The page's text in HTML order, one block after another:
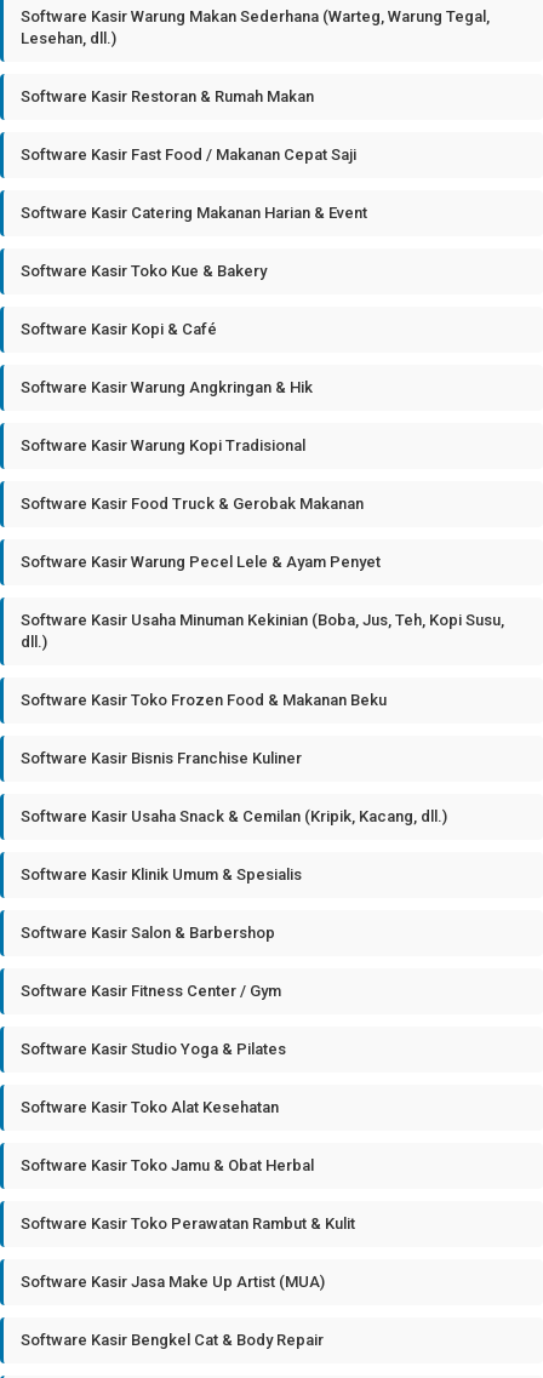
Software Kasir Warung Makan Sederhana (Warteg, Warung Tegal,
Lesehan, dll.)
Software Kasir Restoran & Rumah Makan
Software Kasir Fast Food / Makanan Cepat Saji
Software Kasir Catering Makanan Harian & Event
Software Kasir Toko Kue & Bakery
Software Kasir Kopi & Café
Software Kasir Warung Angkringan & Hik
Software Kasir Warung Kopi Tradisional
Software Kasir Food Truck & Gerobak Makanan
Software Kasir Warung Pecel Lele & Ayam Penyet
Software Kasir Usaha Minuman Kekinian (Boba, Jus, Teh, Kopi Susu,
dll.)
Software Kasir Toko Frozen Food & Makanan Beku
Software Kasir Bisnis Franchise Kuliner
Software Kasir Usaha Snack & Cemilan (Kripik, Kacang, dll.)
Software Kasir Klinik Umum & Spesialis
Software Kasir Salon & Barbershop
Software Kasir Fitness Center / Gym
Software Kasir Studio Yoga & Pilates
Software Kasir Toko Alat Kesehatan
Software Kasir Toko Jamu & Obat Herbal
Software Kasir Toko Perawatan Rambut & Kulit
Software Kasir Jasa Make Up Artist (MUA)
Software Kasir Bengkel Cat & Body Repair